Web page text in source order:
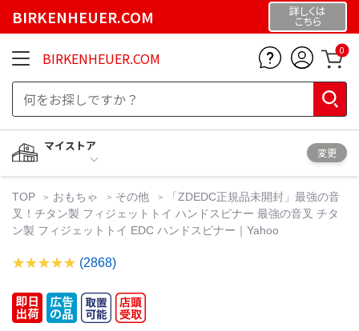
BIRKENHEUER.COM 詳しくは
こちら
BIRKENHEUER.COM 0
マイストア
変更
TOP おもちゃ その他
「ZDEDC正規品未開封」最強の音
叉！チタン製 フィジェットトイ ハンドスピナー 最強の音叉 チタ
ン製 フィジェットトイ EDC ハンドスピナー｜Yahoo
(2868)